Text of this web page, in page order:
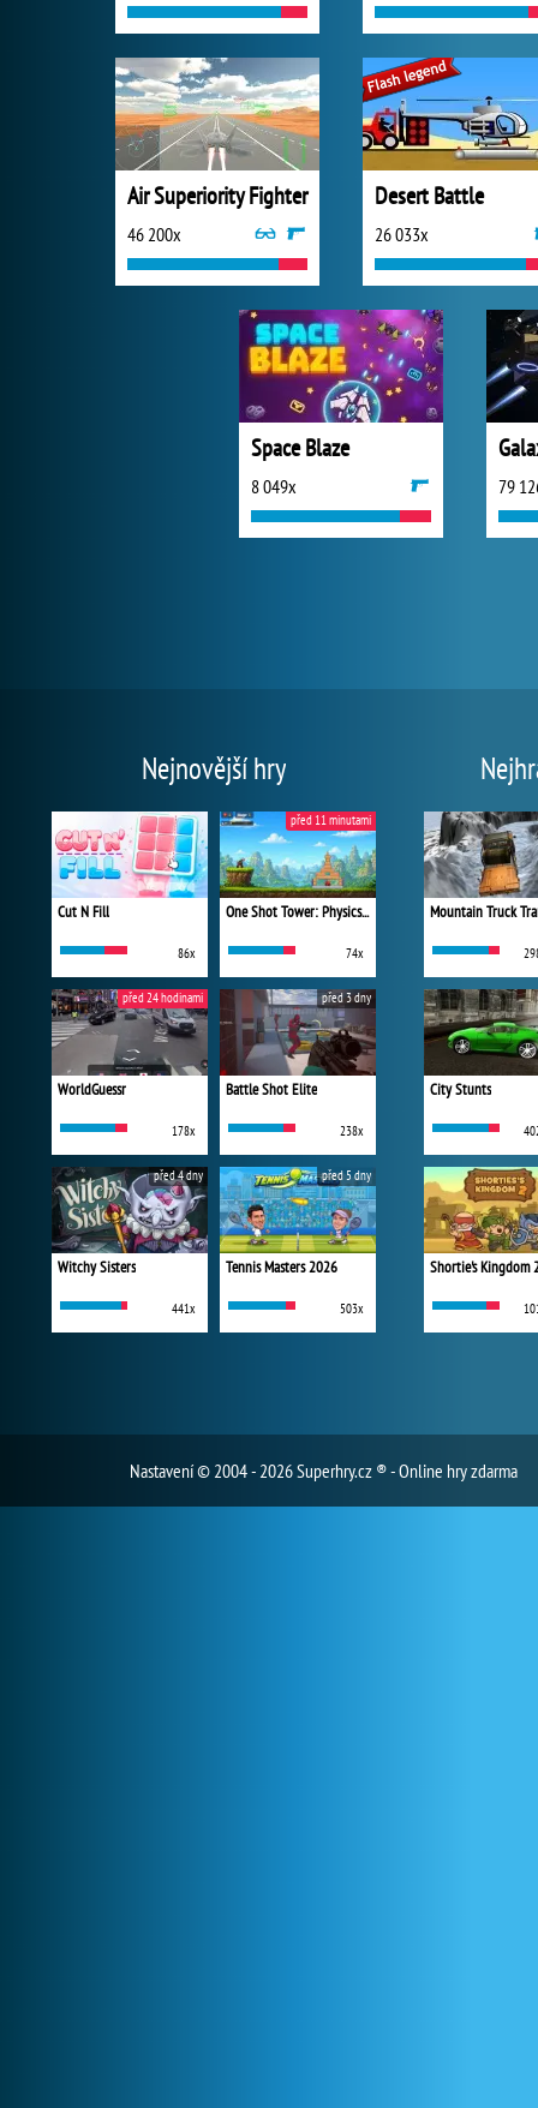
Air Superiority Fighter
46 200x
Desert Battle
26 033x
Space Blaze
8 049x 79
Nejnovější hry
Cut N Fill
86x
One Shot Tower: Physics Destroyer
74x
před 11 minutami
WorldGuessr
178x
před 24 hodinami
Battle Shot Elite
238x
před 3 dny
Witchy Sisters
441x
před 4 dny
Tennis Masters 2026
503x
před 5 dny
Mountain Truck
City Stunts
Shortie's Kingdom
Nastavení© 2004 - 2026 Superhry.cz ® - Online hry zdarma